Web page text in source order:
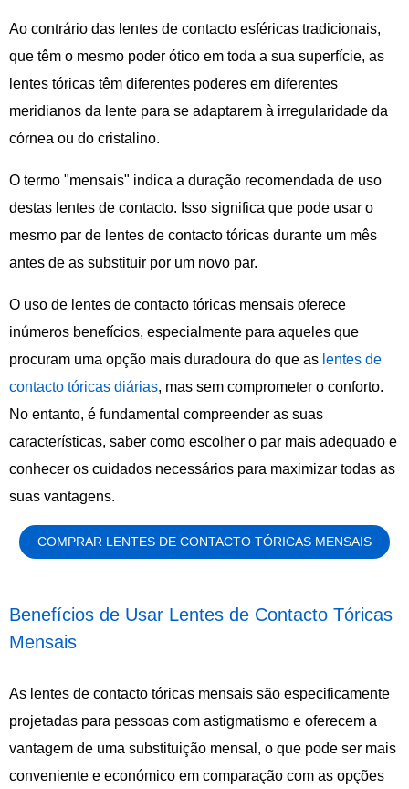
Ao contrário das lentes de contacto esféricas tradicionais,
que têm o mesmo poder ótico em toda a sua superfície, as
lentes tóricas têm diferentes poderes em diferentes
meridianos da lente para se adaptarem à irregularidade da
córnea ou do cristalino.
O termo "mensais" indica a duração recomendada de uso
destas lentes de contacto. Isso significa que pode usar o
mesmo par de lentes de contacto tóricas durante um mês
antes de as substituir por um novo par.
O uso de lentes de contacto tóricas mensais oferece
inúmeros benefícios, especialmente para aqueles que
procuram uma opção mais duradoura do que as lentes de
contacto tóricas diárias, mas sem comprometer o conforto.
No entanto, é fundamental compreender as suas
características, saber como escolher o par mais adequado e
conhecer os cuidados necessários para maximizar todas as
suas vantagens.
COMPRAR LENTES DE CONTACTO TÓRICAS MENSAIS
Benefícios de Usar Lentes de Contacto Tóricas
Mensais
As lentes de contacto tóricas mensais são especificamente
projetadas para pessoas com astigmatismo e oferecem a
vantagem de uma substituição mensal, o que pode ser mais
conveniente e económico em comparação com as opções